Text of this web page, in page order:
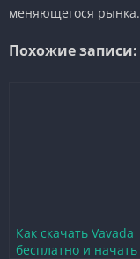
меняющегося рынка.
Похожие записи:
Как скачать Vavada
бесплатно и начать